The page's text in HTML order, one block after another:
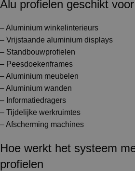
Alu profielen geschikt voor
– Aluminium winkelinterieurs
– Vrijstaande aluminium displays
– Standbouwprofielen
– Peesdoekenframes
– Aluminium meubelen
– Aluminium wanden
– Informatiedragers
– Tijdelijke werkruimtes
– Afscherming machines
Hoe werkt het systeem
profielen